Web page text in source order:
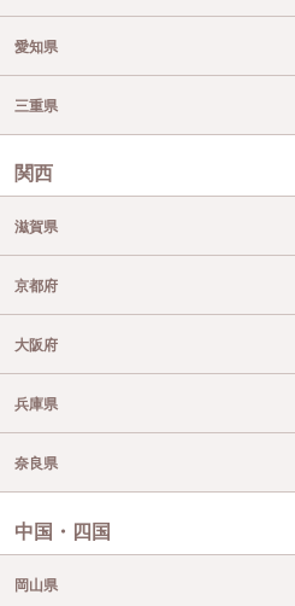
愛知県
三重県
関西
滋賀県
京都府
大阪府
兵庫県
奈良県
中国・四国
岡山県